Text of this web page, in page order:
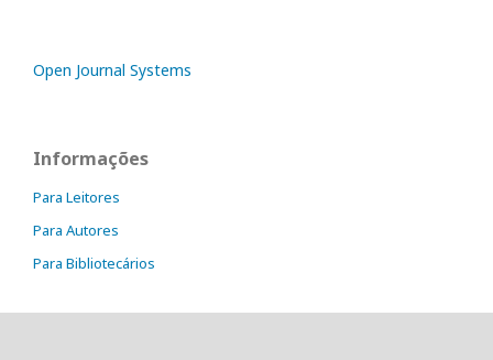
Open Journal Systems
Informações
Para Leitores
Para Autores
Para Bibliotecários